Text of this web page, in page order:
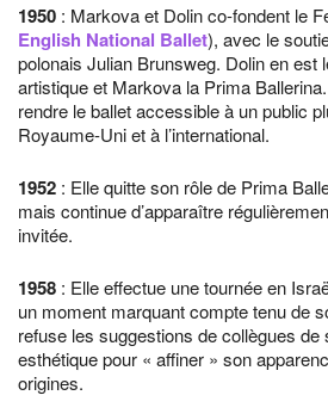
1950 : Markova et Dolin co-fondent le
English National Ballet), avec le
polonais Julian Brunsweg. Dolin en est
artistique et Markova la Prima
rendre le ballet accessible à un public
Royaume-Uni et à l’international.
1952 : Elle quitte son rôle de Prima
mais continue d’apparaître
invitée.
1958 : Elle effectue une tournée en
un moment marquant compte tenu de
refuse les suggestions de collègues de
esthétique pour « affiner » son
origines.